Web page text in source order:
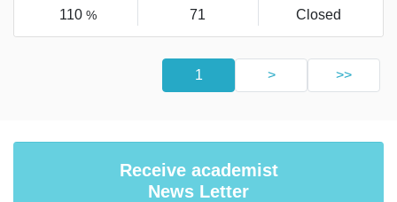
110% 71 Closed
1 > >>
Receive academist
News Letter